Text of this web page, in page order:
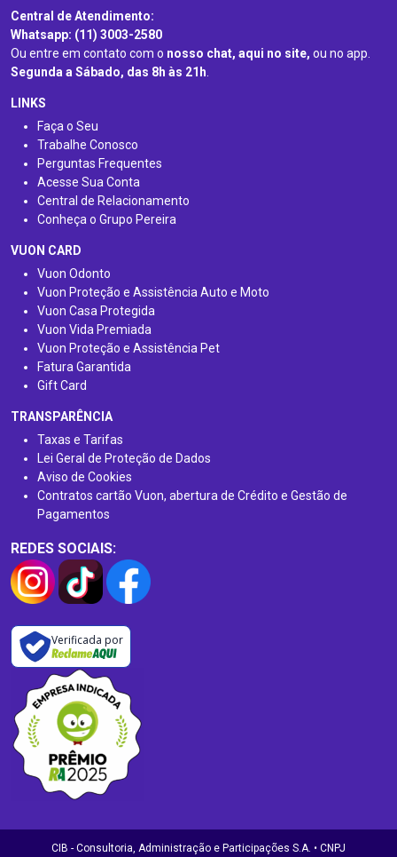
Central de Atendimento:
Whatsapp: (11) 3003-2580
Ou entre em contato com o nosso chat, aqui no site, ou no app.
Segunda a Sábado, das 8h às 21h.
LINKS
Faça o Seu
Trabalhe Conosco
Perguntas Frequentes
Acesse Sua Conta
Central de Relacionamento
Conheça o Grupo Pereira
VUON CARD
Vuon Odonto
Vuon Proteção e Assistência Auto e Moto
Vuon Casa Protegida
Vuon Vida Premiada
Vuon Proteção e Assistência Pet
Fatura Garantida
Gift Card
TRANSPARÊNCIA
Taxas e Tarifas
Lei Geral de Proteção de Dados
Aviso de Cookies
Contratos cartão Vuon, abertura de Crédito e Gestão de
Pagamentos
REDES SOCIAIS:
Verificada por
CIB - Consultoria, Administração e Participações S.A. • CNPJ